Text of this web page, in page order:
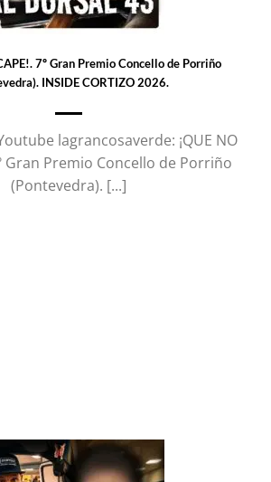
7º Gran Premio Concello de Porriño
INSIDE CORTIZO 2026.
lagrancosaverde: ¡QUE NO
Gran Premio Concello de Porriño
(Pontevedra). [...]